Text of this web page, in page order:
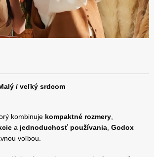
/ veľký srdcom
kombinuje kompaktné rozmery,
a jednoduchosť používania, Godox
voľbou.